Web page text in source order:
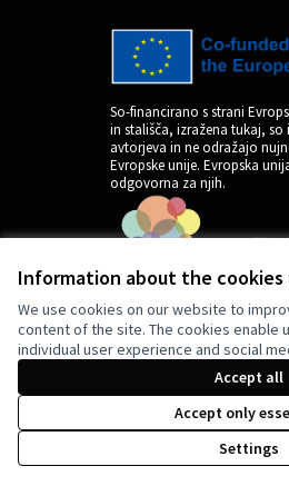
Information about the
We use cookies on our website to
content of the site. The cookies enable
individual user experience and social
Accept all
Accept only
Settings
So-financirano s strani
in stališča, izražena tukaj, so
avtorjeva in ne odražajo
Evropske unije. Evropska
odgovorna za njih.
by